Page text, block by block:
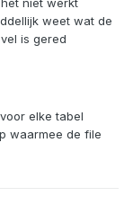
niet werkt
weet wat de
is gered
elke tabel
waarmee de file